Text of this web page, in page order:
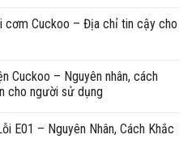
cơm Cuckoo – Địa chỉ tin cậy cho
Cuckoo – Nguyên nhân, cách
cho người sử dụng
E01 – Nguyên Nhân, Cách Khắc